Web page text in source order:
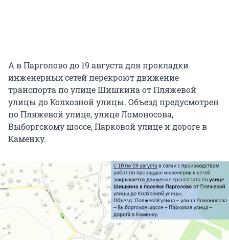
А в Парголово до 19 августа для прокладки
инженерных сетей перекроют движение
транспорта по улице Шишкина от Пляжевой
улицы до Колхозной улицы. Объезд предусмотрен
по Пляжевой улице, улице Ломоносова,
Выборгскому шоссе, Парковой улице и дороге в
Каменку.